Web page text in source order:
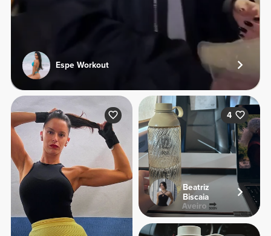
Espe Workout
4
Beatriz
Biscaia